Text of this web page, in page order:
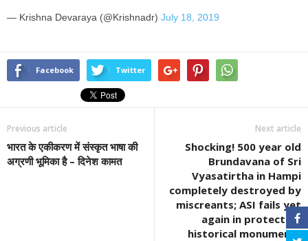
— Krishna Devaraya (@Krishnadr) July 18, 2019
Facebook Twitter
Previous article
भारत के एकीकरण में संस्कृत भाषा की
अग्रणी भूमिका है – दिनेश कामत
Next article
Shocking! 500 year old
Brundavana of Sri
Vyasatirtha in Hampi
completely destroyed by
miscreants; ASI fails yet
again in protecting
historical monuments